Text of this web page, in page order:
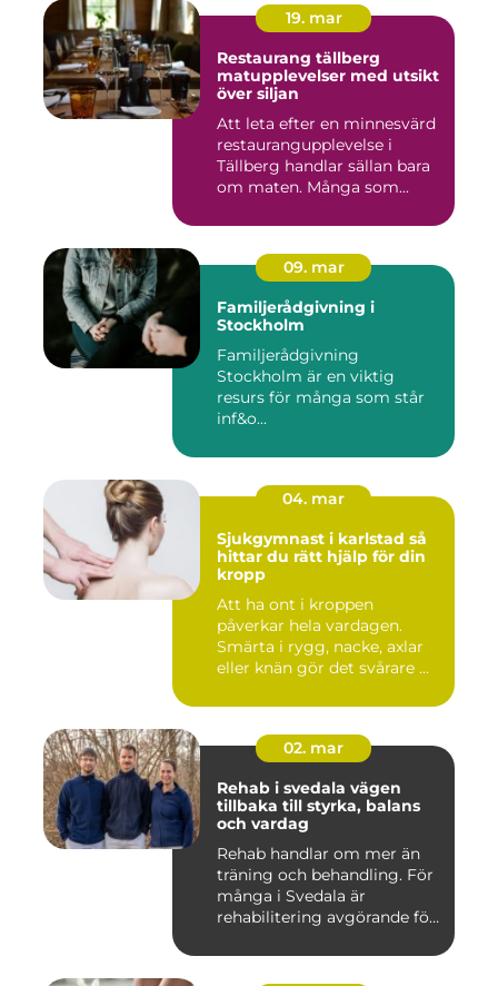
19. mar
Restaurang tällberg
matupplevelser med utsikt
över siljan
Att leta efter en minnesvärd
restaurangupplevelse i
Tällberg handlar sällan bara
om maten. Många som...
09. mar
Familjerådgivning i
Stockholm
Familjerådgivning
Stockholm är en viktig
resurs för många som står
inf&o...
04. mar
Sjukgymnast i karlstad så
hittar du rätt hjälp för din
kropp
Att ha ont i kroppen
påverkar hela vardagen.
Smärta i rygg, nacke, axlar
eller knän gör det svårare ...
02. mar
Rehab i svedala vägen
tillbaka till styrka, balans
och vardag
Rehab handlar om mer än
träning och behandling. För
många i Svedala är
rehabilitering avgörande för